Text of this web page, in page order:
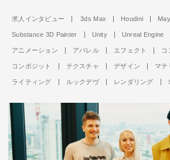
求人インタビュー 3ds Max Houdini
Substance 3D Painter Unity Unreal Engine
アニメーション アパレル エフェクト コ
コンポジット テクスチャ デザイン マテ
ライティング ルックデヴ レンダリング